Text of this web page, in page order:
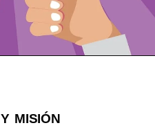
MISIÓN